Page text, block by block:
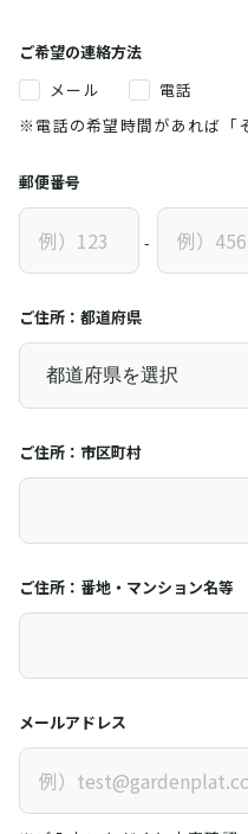
ご希望の連絡方法
メール
電話
※電話の希望時間があれば「
郵便番号
-
ご住所：都道府県
ご住所：市区町村
ご住所：番地・マンション名等
メールアドレス